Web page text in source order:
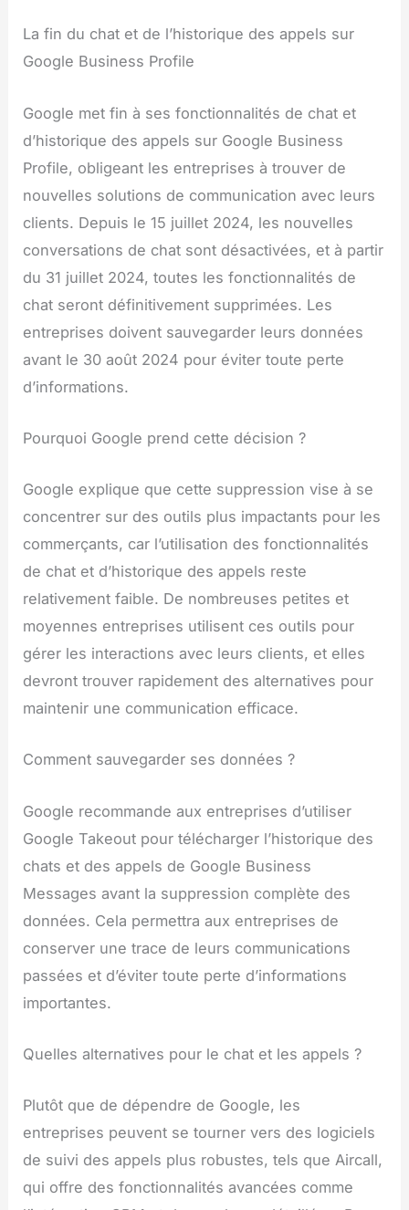
La fin du chat et de l’historique des appels sur
Google Business Profile
Google met fin à ses fonctionnalités de chat et
d’historique des appels sur Google Business
Profile, obligeant les entreprises à trouver de
nouvelles solutions de communication avec leurs
clients. Depuis le 15 juillet 2024, les nouvelles
conversations de chat sont désactivées, et à partir
du 31 juillet 2024, toutes les fonctionnalités de
chat seront définitivement supprimées. Les
entreprises doivent sauvegarder leurs données
avant le 30 août 2024 pour éviter toute perte
d’informations.
Pourquoi Google prend cette décision ?
Google explique que cette suppression vise à se
concentrer sur des outils plus impactants pour les
commerçants, car l’utilisation des fonctionnalités
de chat et d’historique des appels reste
relativement faible. De nombreuses petites et
moyennes entreprises utilisent ces outils pour
gérer les interactions avec leurs clients, et elles
devront trouver rapidement des alternatives pour
maintenir une communication efficace.
Comment sauvegarder ses données ?
Google recommande aux entreprises d’utiliser
Google Takeout pour télécharger l’historique des
chats et des appels de Google Business
Messages avant la suppression complète des
données. Cela permettra aux entreprises de
conserver une trace de leurs communications
passées et d’éviter toute perte d’informations
importantes.
Quelles alternatives pour le chat et les appels ?
Plutôt que de dépendre de Google, les
entreprises peuvent se tourner vers des logiciels
de suivi des appels plus robustes, tels que Aircall,
qui offre des fonctionnalités avancées comme